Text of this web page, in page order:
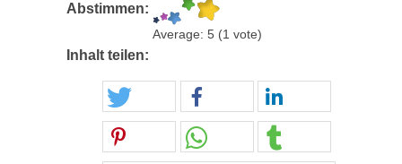
Abstimmen:
Average: 5 (1 vote)
Inhalt teilen: